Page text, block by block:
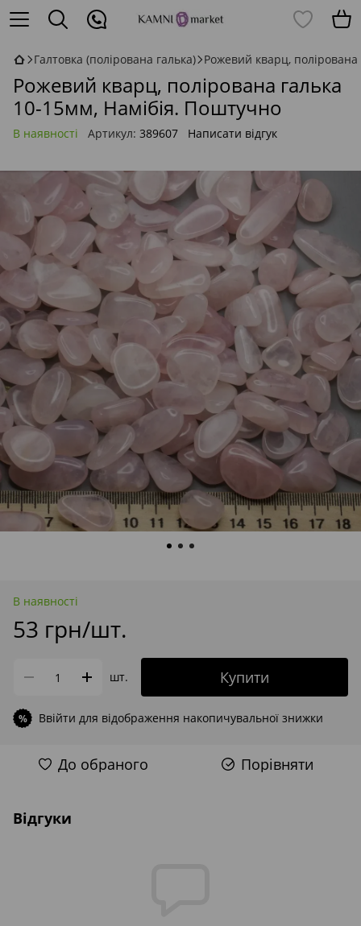
Галтовка (полірована галька) Рожевий кварц,
Рожевий кварц, полірована галька
10-15мм, Намібія. Поштучно
В наявності Артикул: 389607 Написати відгук
В наявності
53 грн/шт.
шт. Купити
% Ввійти для відображення накопичувальної знижки
До обраного Порівняти
Відгуки